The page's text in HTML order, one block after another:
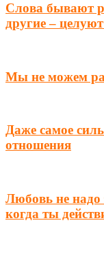
Слова бывают
другие –
Мы не можем
Даже самое
отношения
Любовь не надо
когда ты